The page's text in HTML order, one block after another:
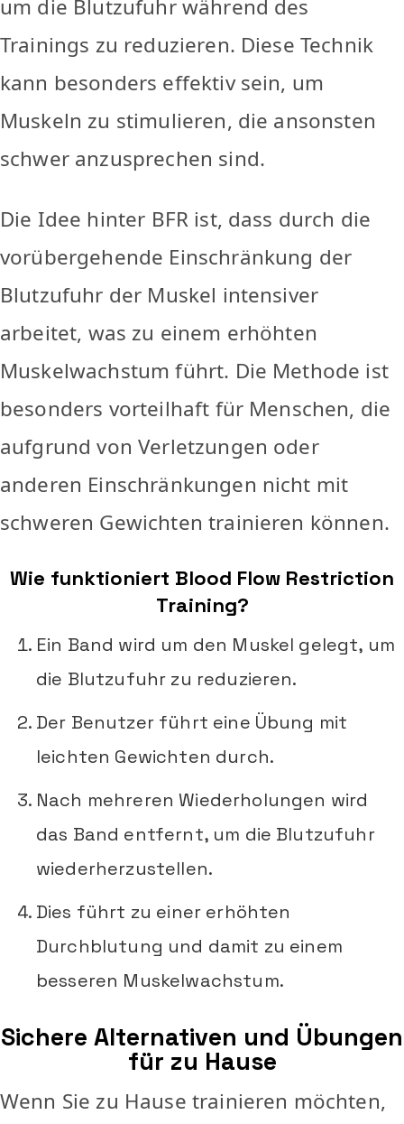
um die Blutzufuhr während des
Trainings zu reduzieren. Diese Technik
kann besonders effektiv sein, um
Muskeln zu stimulieren, die ansonsten
schwer anzusprechen sind.
Die Idee hinter BFR ist, dass durch die
vorübergehende Einschränkung der
Blutzufuhr der Muskel intensiver
arbeitet, was zu einem erhöhten
Muskelwachstum führt. Die Methode ist
besonders vorteilhaft für Menschen, die
aufgrund von Verletzungen oder
anderen Einschränkungen nicht mit
schweren Gewichten trainieren können.
Wie funktioniert Blood Flow Restriction
Training?
Ein Band wird um den Muskel gelegt, um
die Blutzufuhr zu reduzieren.
Der Benutzer führt eine Übung mit
leichten Gewichten durch.
Nach mehreren Wiederholungen wird
das Band entfernt, um die Blutzufuhr
wiederherzustellen.
Dies führt zu einer erhöhten
Durchblutung und damit zu einem
besseren Muskelwachstum.
Sichere Alternativen und Übungen
für zu Hause
Wenn Sie zu Hause trainieren möchten,